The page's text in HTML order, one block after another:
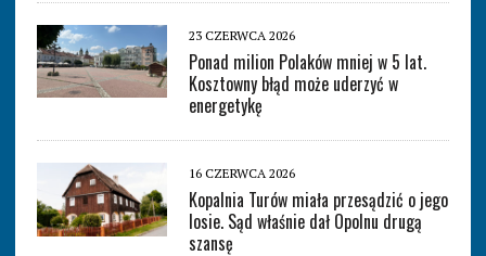
23 CZERWCA 2026
Ponad milion Polaków mniej w 5 lat.
Kosztowny błąd może uderzyć w
energetykę
16 CZERWCA 2026
Kopalnia Turów miała przesądzić o jego
losie. Sąd właśnie dał Opolnu drugą
szansę